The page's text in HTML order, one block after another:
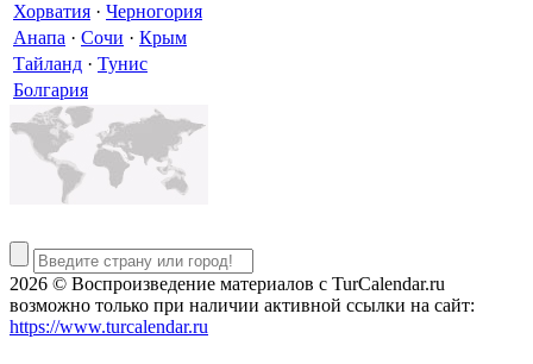
Хорватия · Черногория
Анапа · Сочи · Крым
Тайланд · Тунис
Болгария
2026 © Воспроизведение материалов c TurCalendar.ru
возможно только при наличии активной ссылки на сайт:
https://www.turcalendar.ru